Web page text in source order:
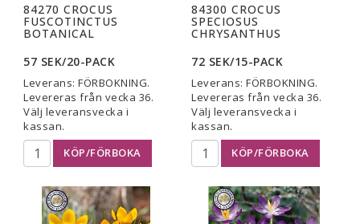
84270 CROCUS
FUSCOTINCTUS
BOTANICAL
57 SEK/20-PACK
Leverans: FÖRBOKNING.
Levereras från vecka 36.
Välj leveransvecka i
kassan.
KÖP/FÖRBOKA
84300 CROCUS
SPECIOSUS
CHRYSANTHUS
72 SEK/15-PACK
Leverans: FÖRBOKNING.
Levereras från vecka 36.
Välj leveransvecka i
kassan.
KÖP/FÖRBOKA